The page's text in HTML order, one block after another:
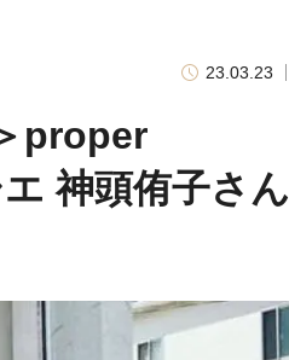
23.03.23
proper
神頭侑子さん